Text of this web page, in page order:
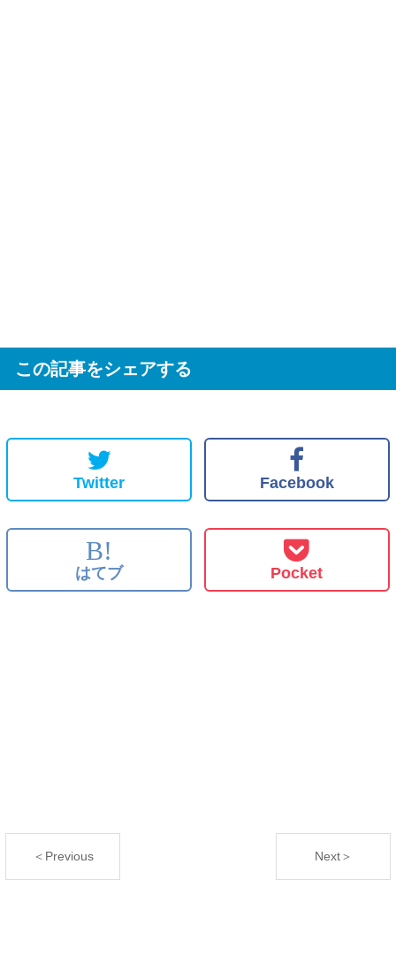
この記事をシェアする
Twitter Facebook
B!
はてブ Pocket
＜Previous Next＞